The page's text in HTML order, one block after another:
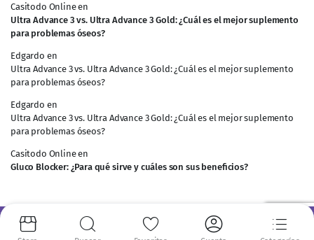
Casitodo Onlineen
Ultra Advance 3 vs. Ultra Advance 3 Gold: ¿Cuál es el mejor suplemento
para problemas óseos?
Edgardo en
Ultra Advance 3 vs. Ultra Advance 3 Gold: ¿Cuál es el mejor suplemento
para problemas óseos?
Edgardo en
Ultra Advance 3 vs. Ultra Advance 3 Gold: ¿Cuál es el mejor suplemento
para problemas óseos?
Casitodo Onlineen
Gluco Blocker: ¿Para qué sirve y cuáles son sus beneficios?
Información